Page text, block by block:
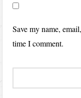
Save my name,
time I comment.